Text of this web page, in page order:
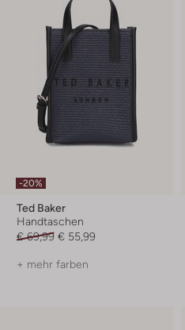
-20%
Ted Baker
Handtaschen
€ 69,99 € 55,99
+ mehr farben